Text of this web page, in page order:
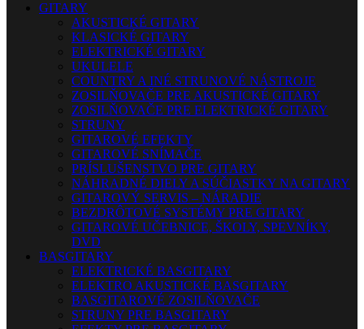
GITARY
AKUSTICKÉ GITARY
KLASICKÉ GITARY
ELEKTRICKÉ GITARY
UKULELE
COUNTRY A INÉ STRUNOVÉ NÁSTROJE
ZOSILŇOVAČE PRE AKUSTICKÉ GITARY
ZOSILŇOVAČE PRE ELEKTRICKÉ GITARY
STRUNY
GITAROVÉ EFEKTY
GITAROVÉ SNÍMAČE
PRÍSLUŠENSTVO PRE GITARY
NÁHRADNÉ DIELY A SÚČIASTKY NA GITARY
GITAROVÝ SERVIS – NÁRADIE
BEZDRÔTOVÉ SYSTÉMY PRE GITARY
GITAROVÉ UČEBNICE, ŠKOLY, SPEVNÍKY,
DVD
BASGITARY
ELEKTRICKÉ BASGITARY
ELEKTRO AKUSTICKÉ BASGITARY
BASGITAROVÉ ZOSILŇOVAČE
STRUNY PRE BASGITARY